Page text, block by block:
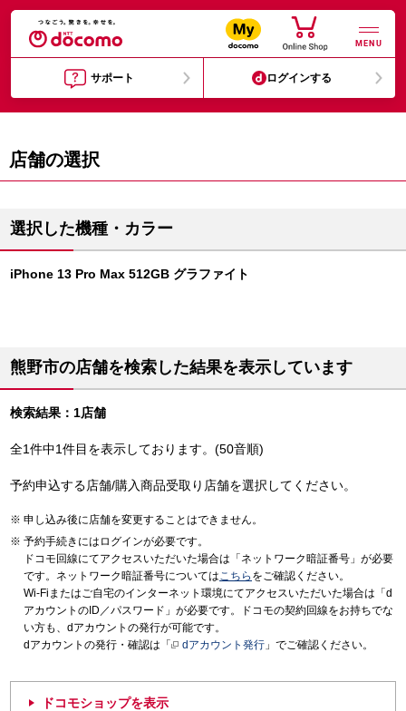
MENU
サポート ログインする
店舗の選択
選択した機種・カラー
iPhone 13 Pro Max 512GB グラファイト
熊野市の店舗を検索した結果を表示しています
検索結果：1店舗
全1件中1件目を表示しております。(50音順)
予約申込する店舗/購入商品受取り店舗を選択してください。
申し込み後に店舗を変更することはできません。
予約手続きにはログインが必要です。
ドコモ回線にてアクセスいただいた場合は「ネットワーク暗証番号」が必要
です。ネットワーク暗証番号についてはこちら をご確認ください。
Wi-Fiまたはご自宅のインターネット環境にてアクセスいただいた場合は「d
アカウントのID／パスワード」が必要です。ドコモの契約回線をお持ちでな
い方も、dアカウントの発行が可能です。
dアカウントの発行・確認は「
dアカウント発行 」でご確認ください。
ドコモショップを表示